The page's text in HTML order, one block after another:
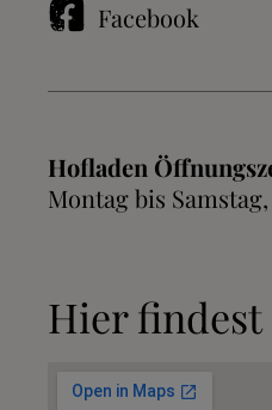
Facebook
Hofladen
Montag bis
Hier findest